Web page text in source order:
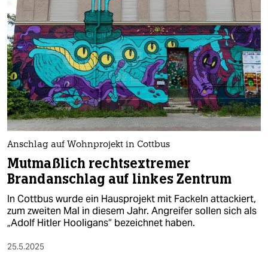
Anschlag auf Wohnprojekt in Cottbus
Mutmaßlich rechtsextremer
Brandanschlag auf linkes Zentrum
In Cottbus wurde ein Hausprojekt mit Fackeln attackiert,
zum zweiten Mal in diesem Jahr. Angreifer sollen sich als
„Adolf Hitler Hooligans“ bezeichnet haben.
25.5.2025